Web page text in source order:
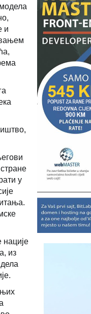
и
у
нације
из